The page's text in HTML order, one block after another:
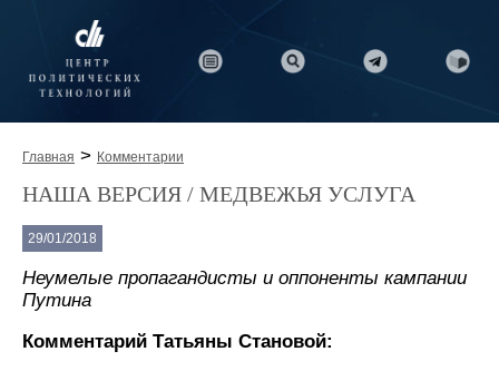
Главная > Комментарии
НАША ВЕРСИЯ / МЕДВЕЖЬЯ УСЛУГА
29/01/2018
Неумелые пропагандисты и оппоненты кампании
Путина
Комментарий Татьяны Становой: